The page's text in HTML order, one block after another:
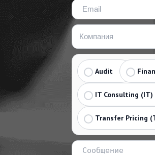
Audit
IT Consulting (IT)
Transfer Pricing